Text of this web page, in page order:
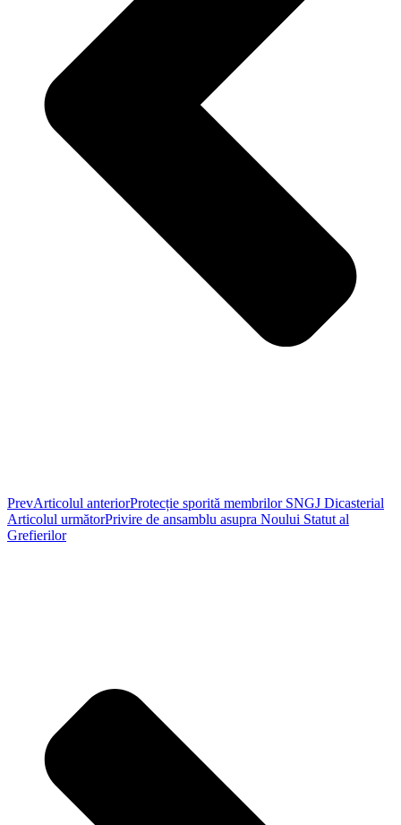
PrevArticolul anteriorProtecție sporită membrilor SNGJ Dicasterial
Articolul următorPrivire de ansamblu asupra Noului Statut al
Grefierilor